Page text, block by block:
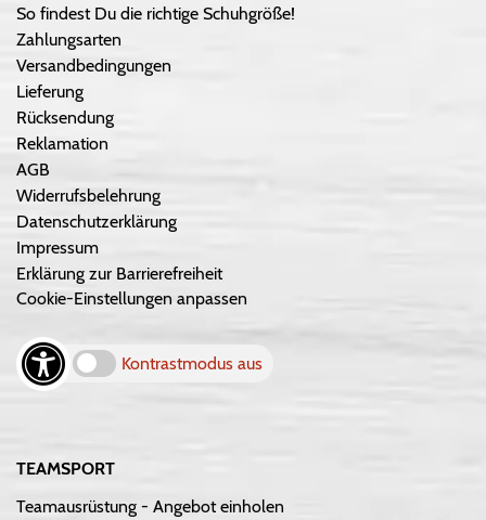
So findest Du die richtige Schuhgröße!
Zahlungsarten
Versandbedingungen
Lieferung
Rücksendung
Reklamation
AGB
Widerrufsbelehrung
Datenschutzerklärung
Impressum
Erklärung zur Barrierefreiheit
Cookie-Einstellungen anpassen
Kontrastmodus aus
TEAMSPORT
Teamausrüstung - Angebot einholen